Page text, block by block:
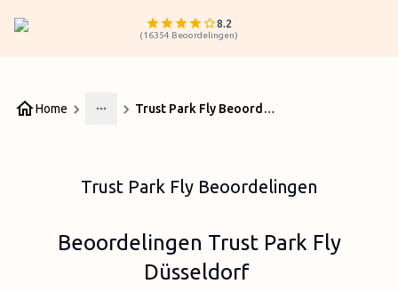
8.2
(16354 Beoordelingen)
Home
More
Trust Park Fly Beoordelingen
Trust Park Fly Beoordelingen
Beoordelingen Trust Park Fly
Düsseldorf